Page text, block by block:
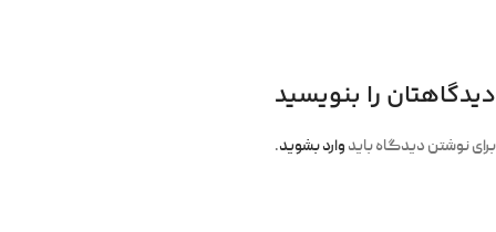
دیدگاهتان را بنویسید
برای نوشتن دیدگاه باید وارد بشوید.